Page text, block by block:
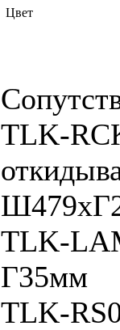
Цвет
TLK-
TLK-
Г35мм
TLK-